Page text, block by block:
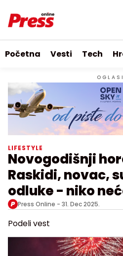
Početna Vesti Tech
OGLASI
LIFESTYLE
Novogodišnji
Raskidi, novac,
odluke - niko
Press Online - 31. Dec 2025.
Podeli vest